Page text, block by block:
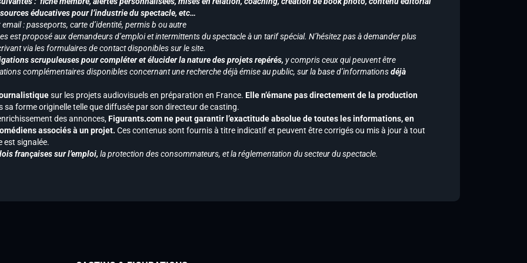
éducatives pour l’industrie du spectacle, etc…
: passeports, carte d’identité, permis b ou autre
est proposé aux demandeurs d’emploi et intermittents du spectacle à un tarif spécial. N’hésitez pas à demander plus
via les formulaires de contact disponibles sur le site.
scrupuleuses pour compléter et élucider la nature des projets repérés, y compris ceux qui peuvent être
complémentaires disponibles concernant une recherche déjà émise au public, sur la base d’informationsdéjà
sur les projets audiovisuels en préparation en France. Elle n’émane pas directement de la production
sa forme originelle telle que diffusée par son directeur de casting.
des annonces,Figurants.com ne peut garantir l’exactitude absolue de toutes les informations, en
associés à un projet. Ces contenus sont fournis à titre indicatif et peuvent être corrigés ou mis à jour à tout
est signalée.
françaises sur l’emploi, la protection des consommateurs, et la réglementation du secteur du spectacle.